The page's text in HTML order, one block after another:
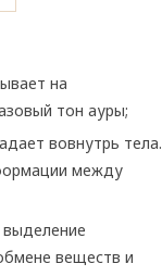
на
тон ауры;
вовнутрь тела.
между
веществ и